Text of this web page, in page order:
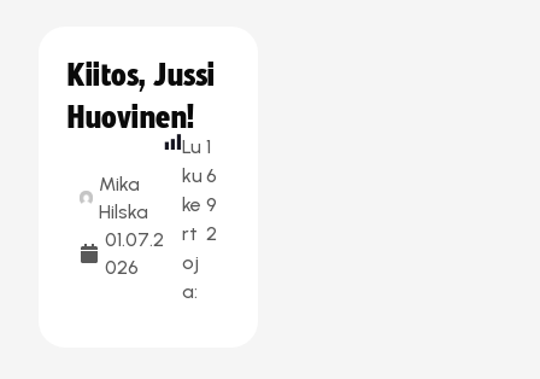
Kiitos, Jussi
Huovinen!
Mika
Hilska
01.07.2
026
Lu
ku
ke
rt
oj
a:
1
6
9
2